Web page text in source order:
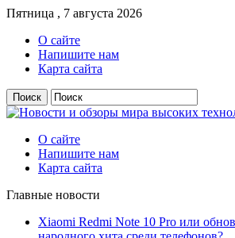
Пятница , 7 августа 2026
О сайте
Напишите нам
Карта сайта
О сайте
Напишите нам
Карта сайта
Главные новости
Xiaomi Redmi Note 10 Pro или